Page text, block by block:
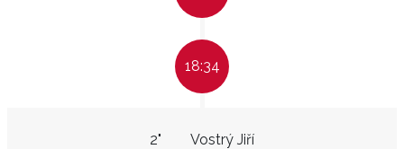
18:34
Vostrý Jiří
2"